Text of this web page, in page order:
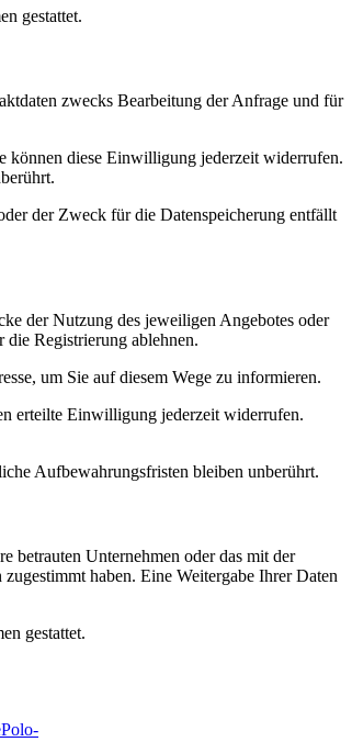
gestattet.
zwecks Bearbeitung der Anfrage und für
diese Einwilligung jederzeit widerrufen.
der Zweck für die Datenspeicherung entfällt
der Nutzung des jeweiligen Angebotes oder
Registrierung ablehnen.
um Sie auf diesem Wege zu informieren.
erteilte Einwilligung jederzeit widerrufen.
Aufbewahrungsfristen bleiben unberührt.
betrauten Unternehmen oder das mit der
haben. Eine Weitergabe Ihrer Daten
gestattet.
Polo-